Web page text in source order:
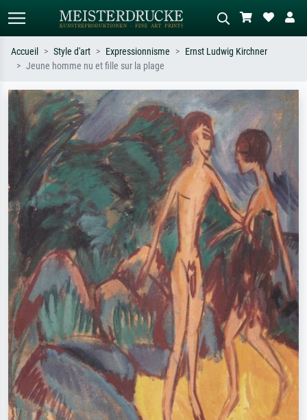
Recherchez par artiste, titre ou style –
ex. Monet, Nuit étoilée,
impressionnisme, vague de Hokusai,
nu.
Décrivez la scène – ex. prairie verte,
abstrait avec beaucoup de rouge,
tableau sombre, nu debout près d'un
arbre.
Accueil Style d'art Expressionnisme
Ernst Ludwig Kirchner
Jeune homme nu et fille sur la plage